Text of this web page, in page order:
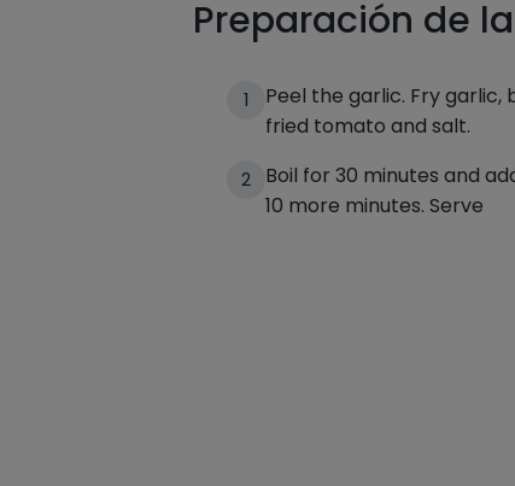
Preparación de
1
Peel the garlic. Fry garlic,
fried tomato and salt.
2
Boil for 30 minutes and
10 more minutes. Serve